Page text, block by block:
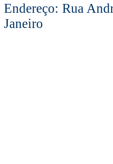
Endereço: Rua
Janeiro